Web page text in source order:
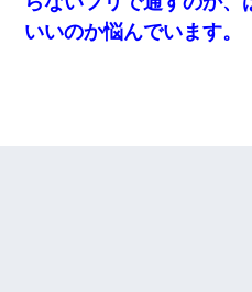
いいのか悩んでいます。